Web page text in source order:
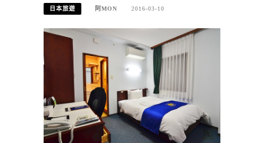
日本旅遊 阿MON 2016-03-10